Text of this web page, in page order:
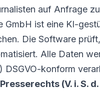
auf Anfrage
GmbH ist eine KI-
Die Software
Alle Daten
DSGVO-konform
(V. i. S. d.